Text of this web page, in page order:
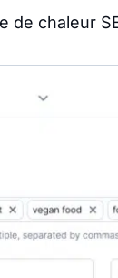
de chaleur